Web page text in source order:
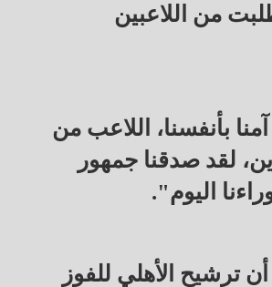
من اللاعبين
بأنفسنا، اللاعب من
لقد صدقنا جمهور
اليوم".
ترشيح الأهلي للفوز